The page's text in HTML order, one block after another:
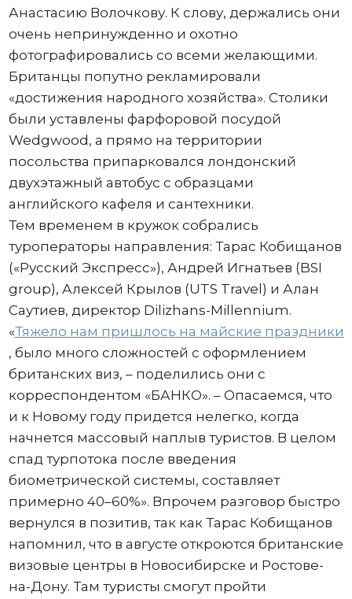
Анастасию Волочкову. К слову, держались они
очень непринужденно и охотно
фотографировались со всеми желающими.
Британцы попутно рекламировали
«достижения народного хозяйства». Столики
были уставлены фарфоровой посудой
Wedgwood, а прямо на территории
посольства припарковался лондонский
двухэтажный автобус с образцами
английского кафеля и сантехники.
Тем временем в кружок собрались
туроператоры направления: Тарас Кобищанов
(«Русский Экспресс»), Андрей Игнатьев (BSI
group), Алексей Крылов (UTS Travel) и Алан
Саутиев, директор Dilizhans-Millennium.
«Тяжело нам пришлось на майские праздники
, было много сложностей с оформлением
британских виз, – поделились они с
корреспондентом «БАНКО». – Опасаемся, что
и к Новому году придется нелегко, когда
начнется массовый наплыв туристов. В целом
спад турпотока после введения
биометрической системы, составляет
примерно 40–60%». Впрочем разговор быстро
вернулся в позитив, так как Тарас Кобищанов
напомнил, что в августе откроются британские
визовые центры в Новосибирске и Ростове-
на-Дону. Там туристы смогут пройти